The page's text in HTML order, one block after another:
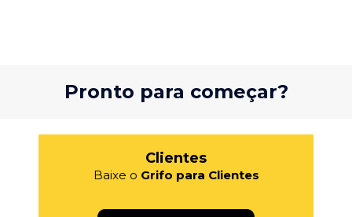
Pronto para começar?
Clientes
Baixe o Grifo para Clientes